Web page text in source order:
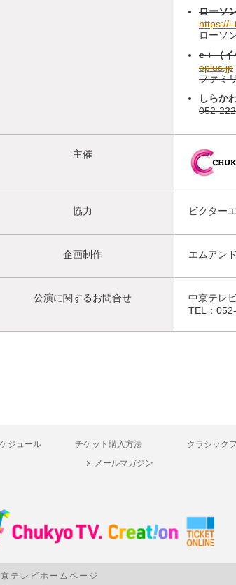
ローソ
https://
ローソ
e＋（
eplus.jp
ファミ
しらか
052-
主催
協力 ビクター
企画制作 エムアン
公演に関するお問合せ
中京テレ
TEL：
ジュール
チケット購入方法
メールマガジン
クラシック
テレビホームページ